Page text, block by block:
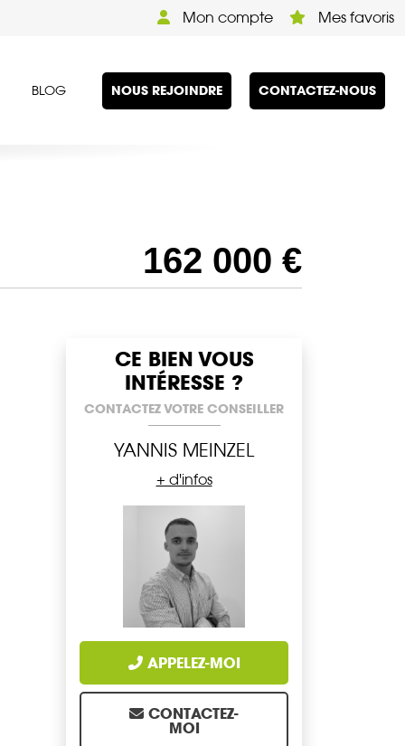
Mon compte Mes favoris
BLOG NOUS REJOINDRE CONTACTEZ-NOUS
162 000 €
CE BIEN VOUS
INTÉRESSE ?
CONTACTEZ VOTRE CONSEILLER
YANNIS MEINZEL
+ d'infos
APPELEZ-MOI
CONTACTEZ-
MOI